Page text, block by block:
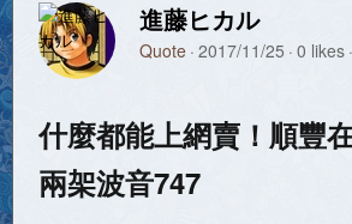
進藤ヒカル
Quote 2017/11/25 0 likes
什麼都能上網賣！順豐
兩架波音747